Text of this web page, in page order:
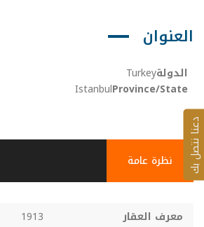
العنوان
الدولةTurkey
Province/State
Istanbul
نظرة عامة
معرف العقار
1913
دعنا نتصل بك